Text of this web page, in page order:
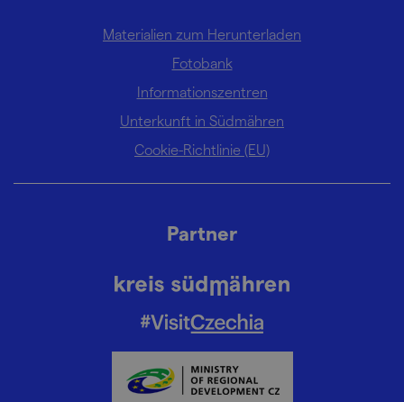
Materialien zum Herunterladen
Fotobank
Informationszentren
Unterkunft in Südmähren
Cookie-Richtlinie (EU)
Partner